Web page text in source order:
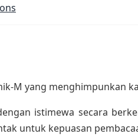
M yang menghimpunkan
istimewa secara
untuk kepuasan